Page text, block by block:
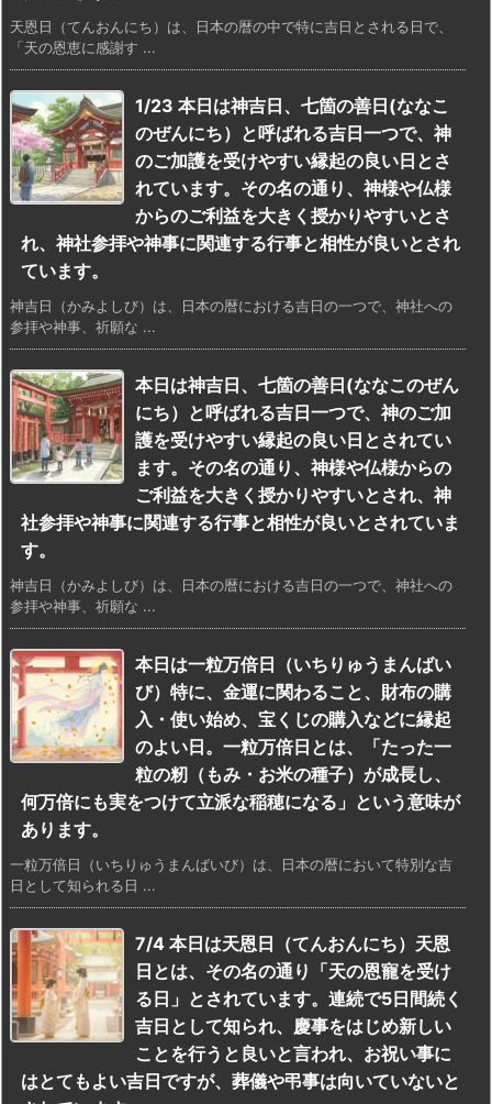
天恩日（てんおんにち）は、日本の暦の中で特に吉日とされる日で、
「天の恩恵に感謝す ...
1/23 本日は神吉日、七箇の善日(ななこ
のぜんにち）と呼ばれる吉日一つで、神
のご加護を受けやすい縁起の良い日とさ
れています。その名の通り、神様や仏様
からのご利益を大きく授かりやすいとさ
れ、神社参拝や神事に関連する行事と相性が良いとされ
ています。
神吉日（かみよしび）は、日本の暦における吉日の一つで、神社への
参拝や神事、祈願な ...
本日は神吉日、七箇の善日(ななこのぜん
にち）と呼ばれる吉日一つで、神のご加
護を受けやすい縁起の良い日とされてい
ます。その名の通り、神様や仏様からの
ご利益を大きく授かりやすいとされ、神
社参拝や神事に関連する行事と相性が良いとされていま
す。
神吉日（かみよしび）は、日本の暦における吉日の一つで、神社への
参拝や神事、祈願な ...
本日は一粒万倍日（いちりゅうまんばい
び）特に、金運に関わること、財布の購
入・使い始め、宝くじの購入などに縁起
のよい日。一粒万倍日とは、「たった一
粒の籾（もみ・お米の種子）が成長し、
何万倍にも実をつけて立派な稲穂になる」という意味が
あります。
一粒万倍日（いちりゅうまんばいび）は、日本の暦において特別な吉
日として知られる日 ...
7/4 本日は天恩日（てんおんにち）天恩
日とは、その名の通り「天の恩寵を受け
る日」とされています。連続で5日間続く
吉日として知られ、慶事をはじめ新しい
ことを行うと良いと言われ、お祝い事に
はとてもよい吉日ですが、葬儀や弔事は向いていないと